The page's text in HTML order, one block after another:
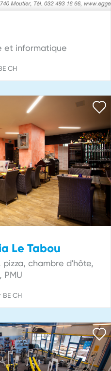
et informatique
CH
Le Tabou
pizza, chambre d'hôte,
PMU
BE CH